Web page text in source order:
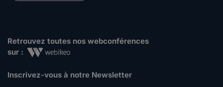
Retrouvez toutes nos webconférences
sur :
Inscrivez-vous à notre Newsletter